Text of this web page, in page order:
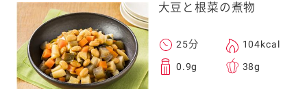
大豆と根菜の煮物
25分 104kcal
0.9g 38g